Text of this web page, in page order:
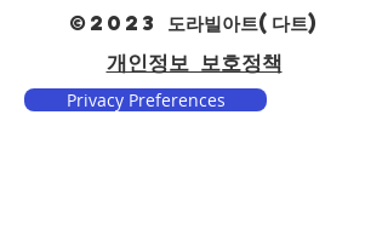
©2023 도라빌아트(다트)
개인정보 보호정책
Privacy Preferences